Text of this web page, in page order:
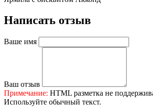
Написать отзыв
Ваше имя
Ваш отзыв
Примечание: HTML разметка не
Используйте обычный текст.